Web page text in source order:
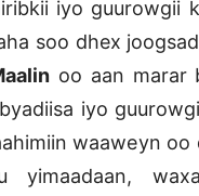
iyo guurowgii
soo dhex
oo aan marar
iyo
waaweyn oo
yimaadaan,